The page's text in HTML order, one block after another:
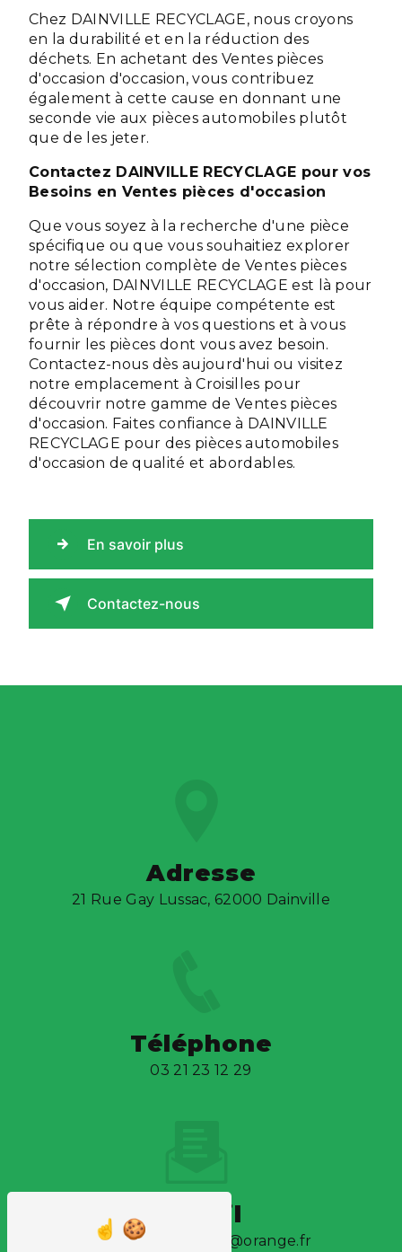
Chez DAINVILLE RECYCLAGE, nous croyons
en la durabilité et en la réduction des
déchets. En achetant des Ventes pièces
d'occasion d'occasion, vous contribuez
également à cette cause en donnant une
seconde vie aux pièces automobiles plutôt
que de les jeter.
Contactez DAINVILLE RECYCLAGE pour vos
Besoins en Ventes pièces d'occasion
Que vous soyez à la recherche d'une pièce
spécifique ou que vous souhaitiez explorer
notre sélection complète de Ventes pièces
d'occasion, DAINVILLE RECYCLAGE est là pour
vous aider. Notre équipe compétente est
prête à répondre à vos questions et à vous
fournir les pièces dont vous avez besoin.
Contactez-nous dès aujourd'hui ou visitez
notre emplacement à Croisilles pour
découvrir notre gamme de Ventes pièces
d'occasion. Faites confiance à DAINVILLE
RECYCLAGE pour des pièces automobiles
d'occasion de qualité et abordables.
En savoir plus
Contactez-nous
Adresse
21 Rue Gay Lussac, 62000 Dainville
Téléphone
03 21 23 12 29
E-mail
detoeuf.recyclage@orange.fr